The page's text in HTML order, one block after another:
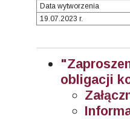
Data wytworzenia
19.07.2023 r.
obligacji